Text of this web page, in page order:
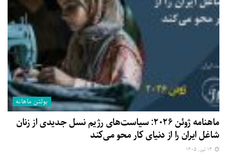
بولتن ماهانه
ماهنامه ژوئن ۲۰۲۶: سیاست‌های رژیم نسل جدیدی از زنان
شاغل ایران را از دنیای کار محو می‌کند